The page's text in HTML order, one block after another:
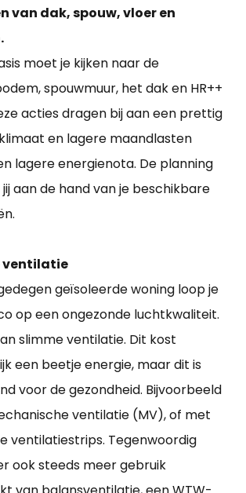
van dak, spouw, vloer en
moet je kijken naar de
spouwmuur, het dak en HR++
acties dragen bij aan een prettig
en lagere maandlasten
lagere energienota. De planning
aan de hand van je beschikbare
ventilatie
geïsoleerde woning loop je
op een ongezonde luchtkwaliteit.
slimme ventilatie. Dit kost
een beetje energie, maar dit is
voor de gezondheid. Bijvoorbeeld
ventilatie (MV), of met
ventilatiestrips. Tegenwoordig
ook steeds meer gebruik